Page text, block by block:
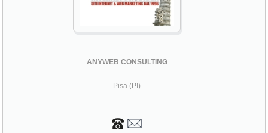
ANYWEB CONSULTING
Pisa (PI)